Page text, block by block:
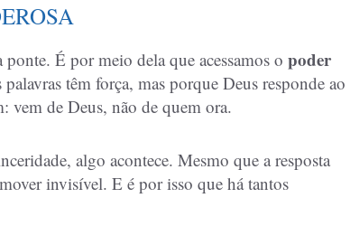
É por meio dela que acessamos o poder
têm força, mas porque Deus responde ao
vem de Deus, não de quem ora.
algo acontece. Mesmo que a resposta
invisível. E é por isso que há tantos